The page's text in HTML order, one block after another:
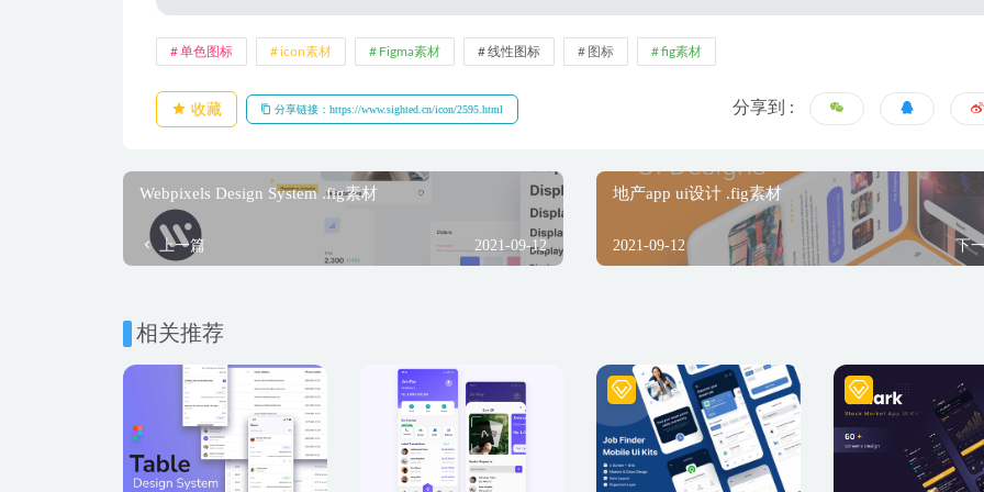
单色图标 icon素材 Figma素材 线性图标 图标 fig素材
收藏 分享链接：https://www.sighted.cn/icon/2595.html 分享到 :
Webpixels Design System .fig素材
上一篇 2021-09-12
地产app ui设计 .fig素材
2021-09-12 下
相关推荐